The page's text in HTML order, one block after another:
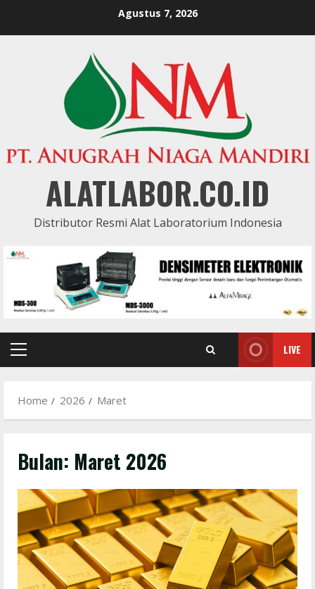
Agustus 7, 2026
ALATLABOR.CO.ID
Distributor Resmi Alat Laboratorium Indonesia
Primary
LIVE
Home 2026 Maret
Bulan: Maret 2026